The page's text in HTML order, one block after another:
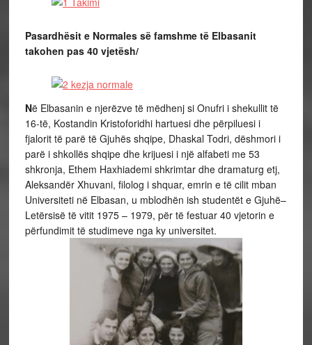
Pasardhësit e Normales së famshme të Elbasanit
takohen pas 40 vjetësh/
Në Elbasanin e njerëzve të mëdhenj si Onufri i shekullit të
16-të, Kostandin Kristoforidhi hartuesi dhe përpiluesi i
fjalorit të parë të Gjuhës shqipe, Dhaskal Todri, dëshmori i
parë i shkollës shqipe dhe krijuesi i një alfabeti me 53
shkronja, Ethem Haxhiademi shkrimtar dhe dramaturg etj,
Aleksandër Xhuvani, filolog i shquar, emrin e të cilit mban
Universiteti në Elbasan, u mblodhën ish studentët e Gjuhë–
Letërsisë të vitit 1975 – 1979, për të festuar 40 vjetorin e
përfundimit të studimeve nga ky universitet.